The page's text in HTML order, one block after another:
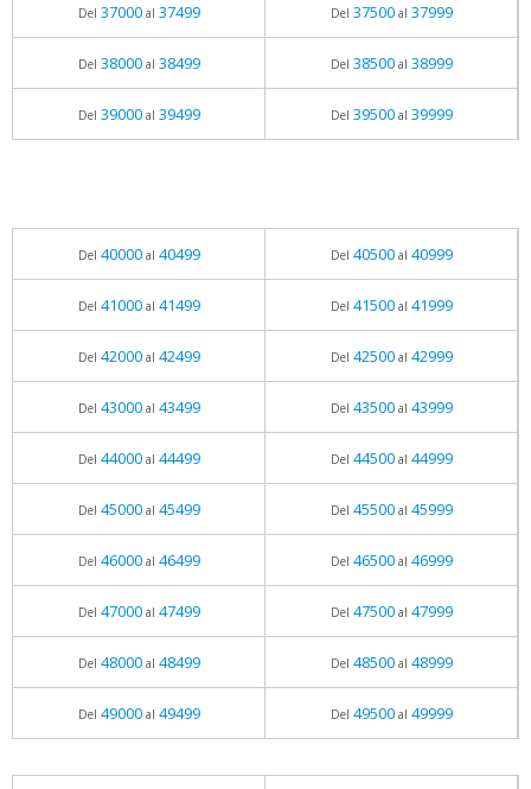
Del 37000al 37499 Del 37500al 37999
Del 38000al 38499 Del 38500al 38999
Del 39000al 39499 Del 39500al 39999
Del 40000al 40499 Del 40500al 40999
Del 41000al 41499 Del 41500al 41999
Del 42000al 42499 Del 42500al 42999
Del 43000al 43499 Del 43500al 43999
Del 44000al 44499 Del 44500al 44999
Del 45000al 45499 Del 45500al 45999
Del 46000al 46499 Del 46500al 46999
Del 47000al 47499 Del 47500al 47999
Del 48000al 48499 Del 48500al 48999
Del 49000al 49499 Del 49500al 49999